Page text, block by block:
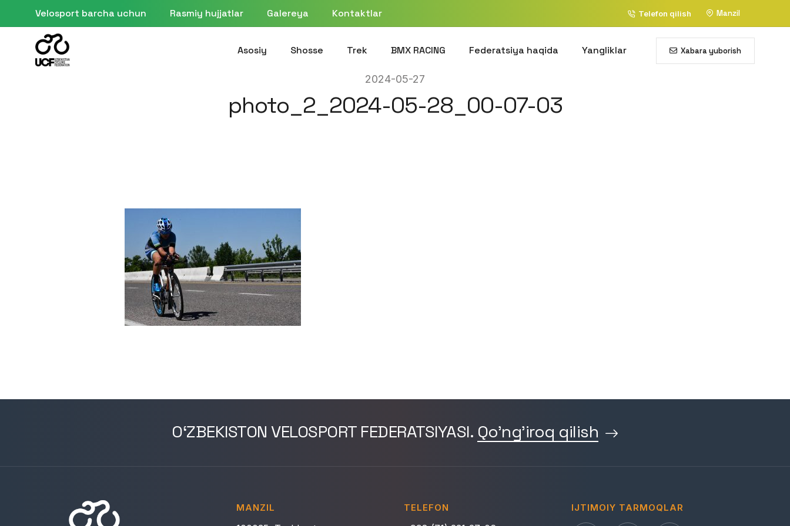
Velosport barcha uchun Rasmiy hujjatlar Galereya Kontaktlar Telefon qilish Manzil
Asosiy Shosse Trek BMX RACING Federatsiya haqida Yangliklar Xabara yuborish
2024-05-27
photo_2_2024-05-28_00-07-03
O‘ZBEKISTON VELOSPORT FEDERATSIYASI. Qo'ng'iroq qilish
MANZIL TELEFON IJTIMOIY TARMOQLAR